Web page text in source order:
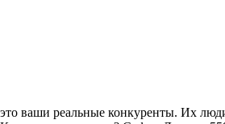
реальные конкуренты. Их люди